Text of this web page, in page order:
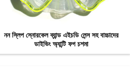
নন স্লিপ স্নোরকেল ব্যান্ড এইচডি লেন্স সহ বাচ্চাদের
ডাইভিং অ্যান্টি ফগ চশমা